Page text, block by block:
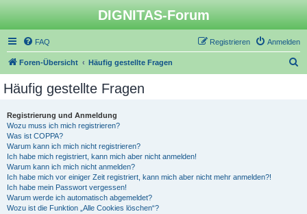
DIGNITAS-Forum
FAQ Anmelden
Registrieren
Foren-Übersicht Häufig gestellte Fragen
Häufig gestellte Fragen
Registrierung und Anmeldung
Wozu muss ich mich registrieren?
Was ist COPPA?
Warum kann ich mich nicht registrieren?
Ich habe mich registriert, kann mich aber nicht anmelden!
Warum kann ich mich nicht anmelden?
Ich habe mich vor einiger Zeit registriert, kann mich aber nicht mehr anmelden?!
Ich habe mein Passwort vergessen!
Warum werde ich automatisch abgemeldet?
Wozu ist die Funktion „Alle Cookies löschen“?